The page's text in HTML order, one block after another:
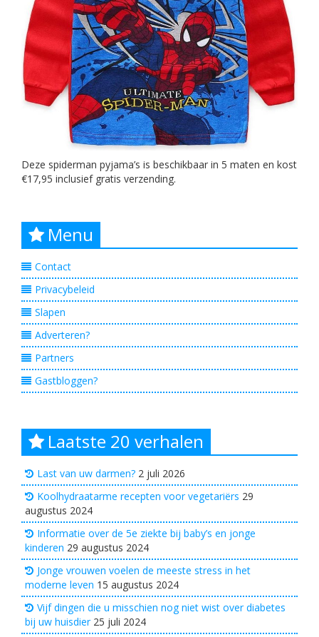
Deze spiderman pyjama’s is beschikbaar in 5 maten en kost
€17,95 inclusief gratis verzending.
Menu
Contact
Privacybeleid
Slapen
Adverteren?
Partners
Gastbloggen?
Laatste 20 verhalen
Last van uw darmen? 2 juli 2026
Koolhydraatarme recepten voor vegetariërs 29
augustus 2024
Informatie over de 5e ziekte bij baby’s en jonge
kinderen 29 augustus 2024
Jonge vrouwen voelen de meeste stress in het
moderne leven 15 augustus 2024
Vijf dingen die u misschien nog niet wist over diabetes
bij uw huisdier 25 juli 2024